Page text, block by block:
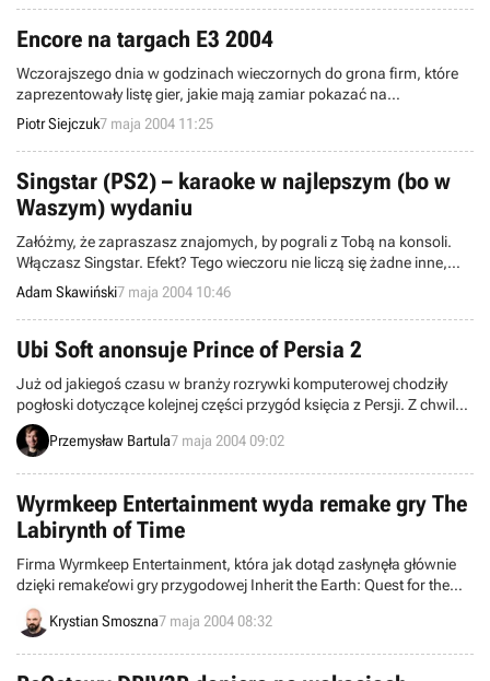
Encore na targach E3 2004
Wczorajszego dnia w godzinach wieczornych do grona firm, które
zaprezentowały listę gier, jakie mają zamiar pokazać na
nadchodzących targach E3 (Electronic Entertainment Expo) 2004
dołączyła kolejna korporacja - Encore. Na stoisku firmy w dniach 11-
14 maja w Los Angeles Convention Center przedstawione zostaną
trzy tytuły elektroniczno-rozrywkowe. Bardziej szczegółowe dane na
ten temat znajdziecie w dalszej części wiadomości.
Piotr Siejczuk7 maja 2004 11:25
Singstar (PS2) – karaoke w najlepszym (bo w
Waszym) wydaniu
Załóżmy, że zapraszasz znajomych, by pograli z Tobą na konsoli.
Włączasz Singstar. Efekt? Tego wieczoru nie liczą się żadne inne,
nawet najlepsze gry. Singstar to przełomowa gra muzyczna na
Twojej konsoli! Zachęca do śpiewu nawet tych, którzy boją się
chwalić swymi wokalnymi umiejętnościami na imprezach karaoke.
Adam Skawiński7 maja 2004 10:46
Ubi Soft anonsuje Prince of Persia 2
Już od jakiegoś czasu w branży rozrywki komputerowej chodziły
pogłoski dotyczące kolejnej części przygód księcia z Persji. Z chwilą
gdy w sieci pojawiły się plany ekspozycyjne i konferencyjne na
nadchodzące targi E3, stało się jasne, iż Ubi Soft faktycznie
stało się.
Przemysław Bartula7 maja 2004 09:02
Wyrmkeep Entertainment wyda remake gry The
Labirynth of Time
Firma Wyrmkeep Entertainment, która jak dotąd zasłynęła głównie
dzięki remake’owi gry przygodowej Inherit the Earth: Quest for the
Orb, ogłosiła kilka dni temu zapowiedź kolejnego klasycznego
programu, który już wkrótce zadebiutuje w nowej wersji. Będzie to
Krystian Smoszna7 maja 2004 08:32